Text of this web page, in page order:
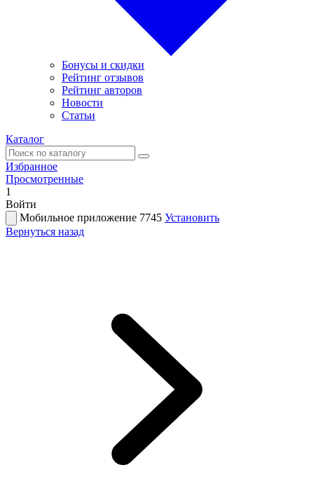
Бонусы и скидки
Рейтинг отзывов
Рейтинг авторов
Новости
Статьи
Каталог
Избранное
Просмотренные
1
Войти
Мобильное приложение 7745 Установить
Вернуться назад